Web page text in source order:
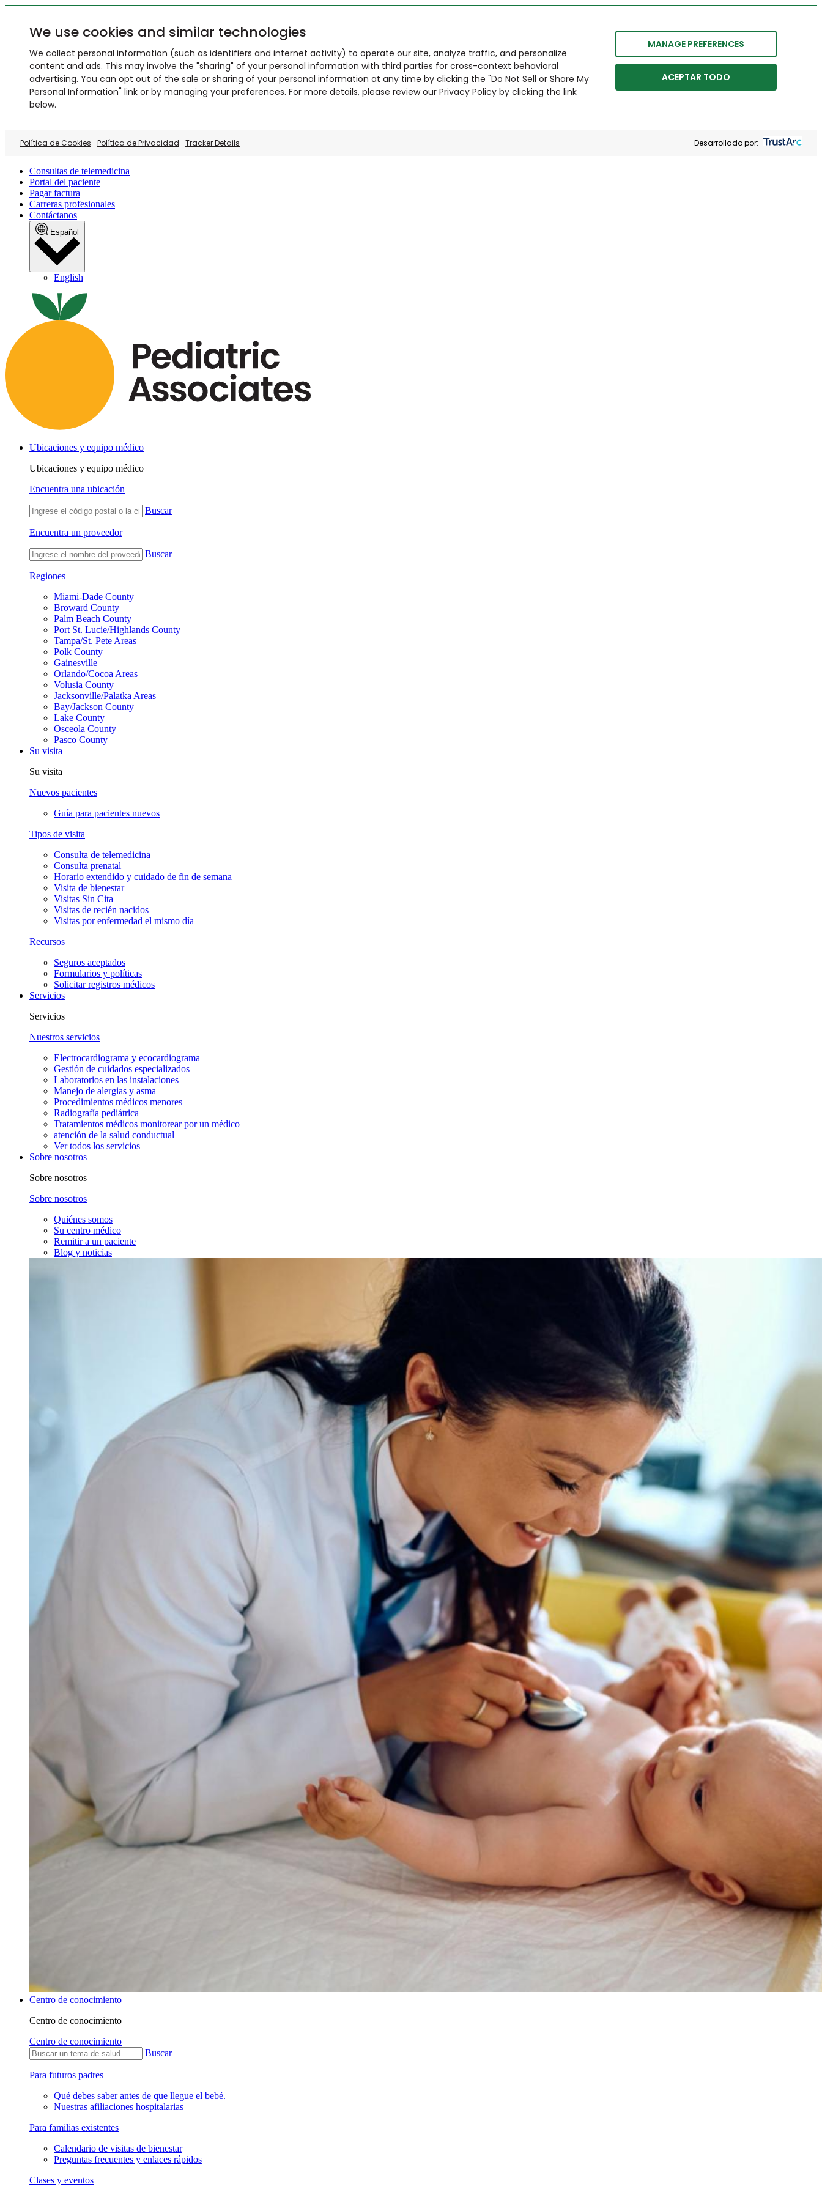
We use cookies and similar technologies
We collect personal information (such as identifiers and internet activity) to operate our site, analyze traffic, and personalize
content and ads. This may involve the "sharing" of your personal information with third parties for cross-context behavioral
advertising. You can opt out of the sale or sharing of your personal information at any time by clicking the "Do Not Sell or Share My
Personal Information" link or by managing your preferences. For more details, please review our Privacy Policy by clicking the link
below.
MANAGE PREFERENCES
ACEPTAR TODO
Política de Cookies Política de Privacidad Tracker Details Desarrollado por:
Consultas de telemedicina
Portal del paciente
Pagar factura
Carreras profesionales
Contáctanos
Español
English
Ubicaciones y equipo médico
Ubicaciones y equipo médico
Encuentra una ubicación
Buscar
Encuentra un proveedor
Buscar
Regiones
Miami-Dade County
Broward County
Palm Beach County
Port St. Lucie/Highlands County
Tampa/St. Pete Areas
Polk County
Gainesville
Orlando/Cocoa Areas
Volusia County
Jacksonville/Palatka Areas
Bay/Jackson County
Lake County
Osceola County
Pasco County
Su visita
Su visita
Nuevos pacientes
Guía para pacientes nuevos
Tipos de visita
Consulta de telemedicina
Consulta prenatal
Horario extendido y cuidado de fin de semana
Visita de bienestar
Visitas Sin Cita
Visitas de recién nacidos
Visitas por enfermedad el mismo día
Recursos
Seguros aceptados
Formularios y políticas
Solicitar registros médicos
Servicios
Servicios
Nuestros servicios
Electrocardiograma y ecocardiograma
Gestión de cuidados especializados
Laboratorios en las instalaciones
Manejo de alergias y asma
Procedimientos médicos menores
Radiografía pediátrica
Tratamientos médicos monitorear por un médico
atención de la salud conductual
Ver todos los servicios
Sobre nosotros
Sobre nosotros
Sobre nosotros
Quiénes somos
Su centro médico
Remitir a un paciente
Blog y noticias
Centro de conocimiento
Centro de conocimiento
Centro de conocimiento
Buscar
Para futuros padres
Qué debes saber antes de que llegue el bebé.
Nuestras afiliaciones hospitalarias
Para familias existentes
Calendario de visitas de bienestar
Preguntas frecuentes y enlaces rápidos
Clases y eventos